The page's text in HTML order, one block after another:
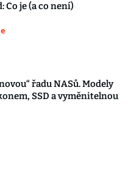
Co je (a co není)
řadu NASů. Modely
SSD a vyměnitelnou